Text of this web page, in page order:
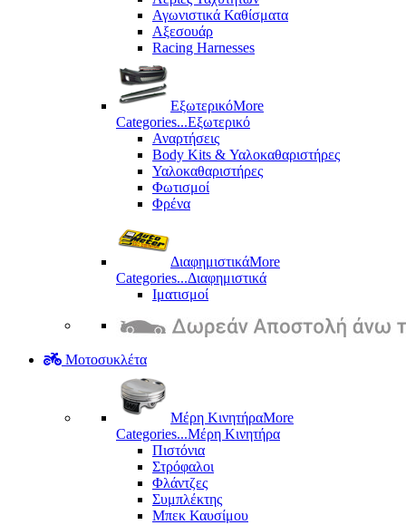
Αγωνιστικά Καθίσματα
Αξεσουάρ
Racing Harnesses
ΕξωτερικόMore
Categories...Εξωτερικό
Αναρτήσεις
Body Kits & Υαλοκαθαριστήρες
Υαλοκαθαριστήρες
Φωτισμοί
Φρένα
ΔιαφημιστικάMore
Categories...Διαφημιστικά
Ιματισμοί
Μοτοσυκλέτα
Μέρη KινητήραMore
Categories...Μέρη Kινητήρα
Πιστόνια
Στρόφαλοι
Φλάντζες
Συμπλέκτης
Μπεκ Καυσίμου